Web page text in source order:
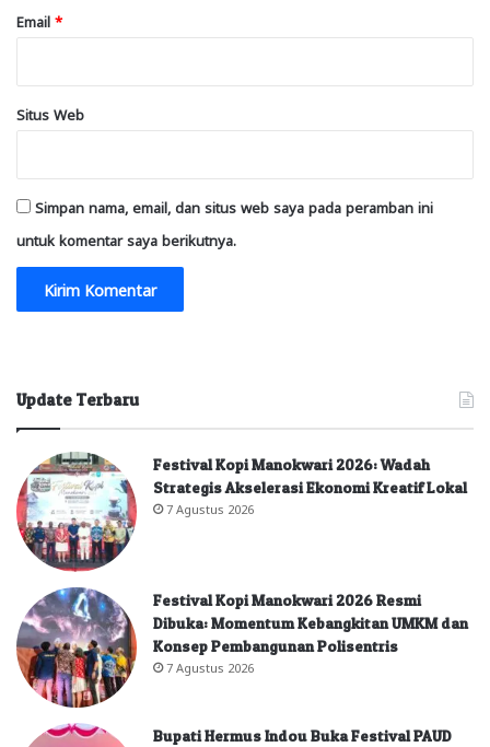
Email *
Situs Web
Simpan nama, email, dan situs web saya pada peramban ini
untuk komentar saya berikutnya.
Update Terbaru
Festival Kopi Manokwari 2026: Wadah
Strategis Akselerasi Ekonomi Kreatif Lokal
7 Agustus 2026
Festival Kopi Manokwari 2026 Resmi
Dibuka: Momentum Kebangkitan UMKM dan
Konsep Pembangunan Polisentris
7 Agustus 2026
Bupati Hermus Indou Buka Festival PAUD